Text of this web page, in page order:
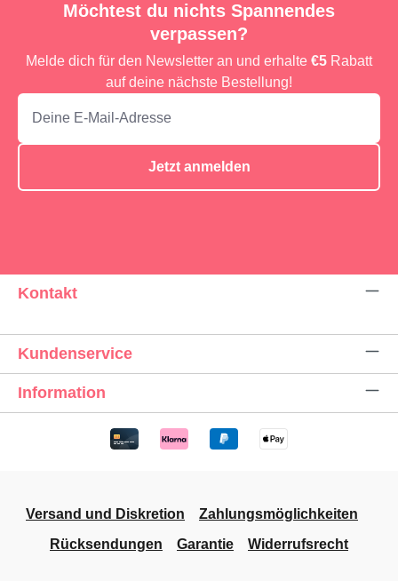
Möchtest du nichts Spannendes
verpassen?
Melde dich für den Newsletter an und erhalte €5 Rabatt
auf deine nächste Bestellung!
Jetzt anmelden
Kontakt
Kundenservice
Information
Versand und Diskretion
Zahlungsmöglichkeiten
Rücksendungen
Garantie Widerrufsrecht